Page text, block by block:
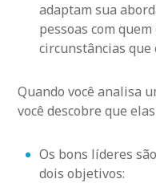
adaptam sua
pessoas com
circunstâncias
Quando você analisa
você descobre que
Os bons líderes
dois objetivos: